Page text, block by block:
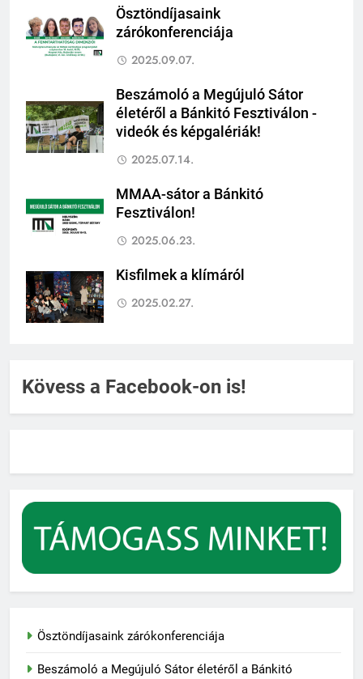
Ösztöndíjasaink
zárókonferenciája
2025.09.07.
Beszámoló a Megújuló Sátor
életéről a Bánkitó Fesztiválon -
videók és képgalériák!
2025.07.14.
MMAA-sátor a Bánkitó
Fesztiválon!
2025.06.23.
Kisfilmek a klímáról
2025.02.27.
Kövess a Facebook-on is!
Ösztöndíjasaink zárókonferenciája
Beszámoló a Megújuló Sátor életéről a Bánkitó